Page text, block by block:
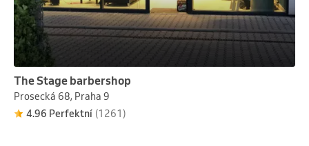
The Stage barbershop
Prosecká 68, Praha 9
4.96 Perfektní (1261)